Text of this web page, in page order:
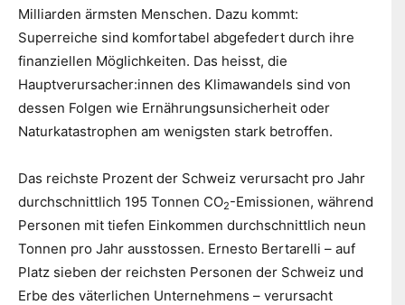
Milliarden ärmsten Menschen. Dazu kommt:
Superreiche sind komfortabel abgefedert durch ihre
finanziellen Möglichkeiten. Das heisst, die
Hauptverursacher:innen des Klimawandels sind von
dessen Folgen wie Ernährungsunsicherheit oder
Naturkatastrophen am wenigsten stark betroffen.
Das reichste Prozent der Schweiz verursacht pro Jahr
durchschnittlich 195 Tonnen CO2-Emissionen, während
Personen mit tiefen Einkommen durchschnittlich neun
Tonnen pro Jahr ausstossen. Ernesto Bertarelli – auf
Platz sieben der reichsten Personen der Schweiz und
Erbe des väterlichen Unternehmens – verursacht